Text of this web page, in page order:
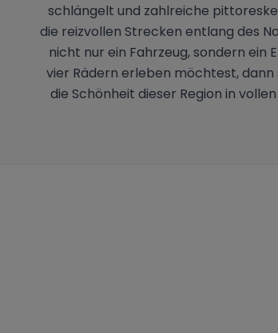
schlängelt und zahlreiche
die reizvollen Strecken entlang des
nicht nur ein Fahrzeug, sondern ein
vier Rädern erleben möchtest,
die Schönheit dieser Region in